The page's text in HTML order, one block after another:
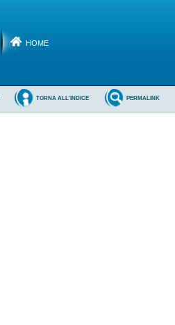
HOME
PERMALINK
TORNA ALL'INDICE